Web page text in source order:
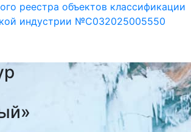
реестра объектов классификации
индустрии №С032025005550